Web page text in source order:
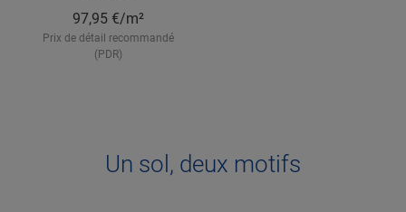
97,95 €/m²
Prix de détail recommandé
(PDR)
Un sol, deux motifs